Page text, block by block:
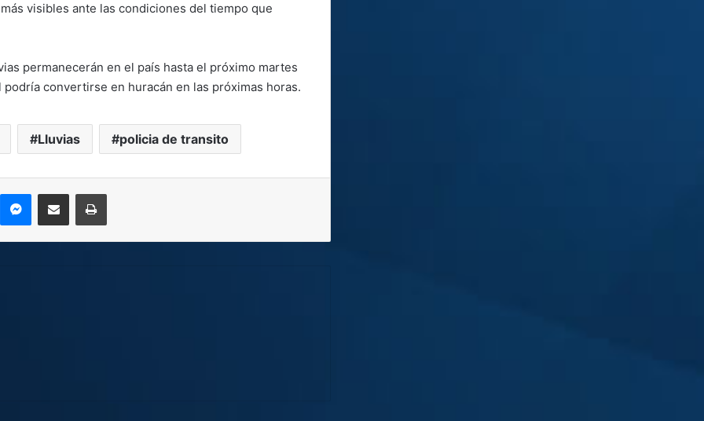
visibles ante las condiciones del tiempo que
permanecerán en el país hasta el próximo martes
convertirse en huracán en las próximas horas.
Lluvias policia de transito
MessengerCompartir por correo electrónicoImprimir